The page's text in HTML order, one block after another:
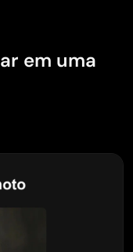
em uma